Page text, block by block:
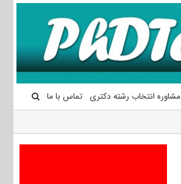
مشاوره انتخاب رشته دکتری تماس با ما